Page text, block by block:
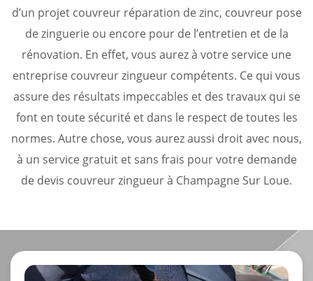
d’un projet couvreur réparation de zinc, couvreur pose
de zinguerie ou encore pour de l’entretien et de la
rénovation. En effet, vous aurez à votre service une
entreprise couvreur zingueur compétents. Ce qui vous
assure des résultats impeccables et des travaux qui se
font en toute sécurité et dans le respect de toutes les
normes. Autre chose, vous aurez aussi droit avec nous,
à un service gratuit et sans frais pour votre demande
de devis couvreur zingueur à Champagne Sur Loue.